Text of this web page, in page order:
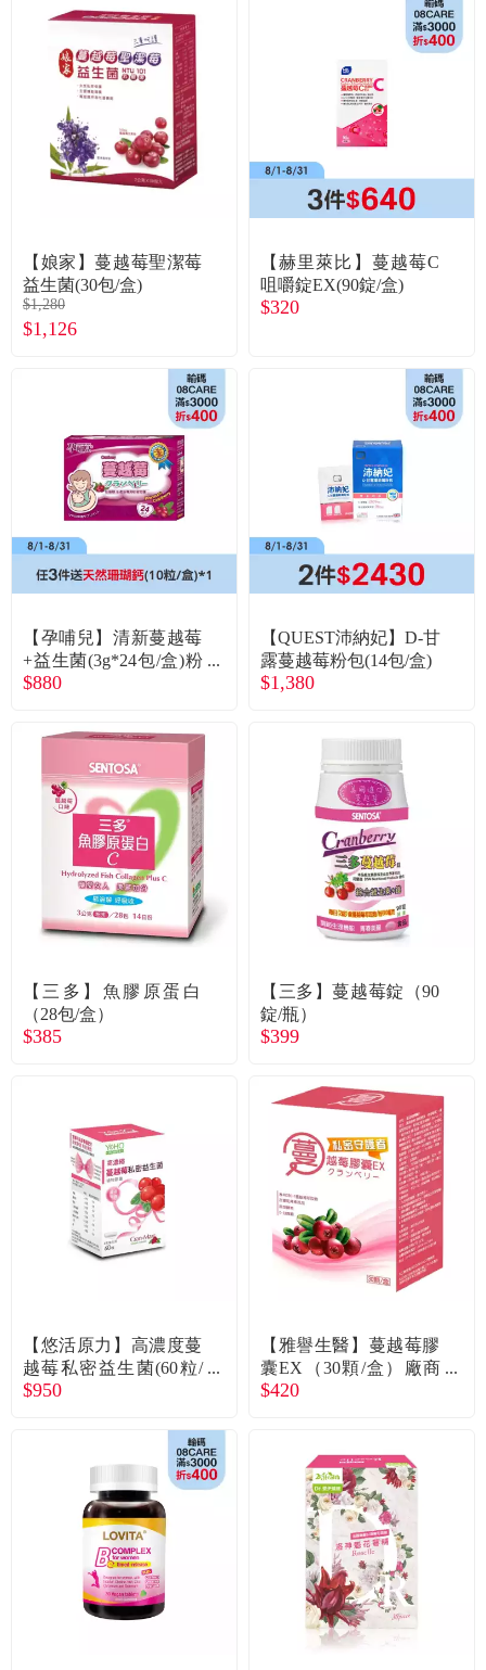
購物流程
會員專區
折價券、紅利說明
【娘家】蔓越莓聖潔莓
益生菌(30包/盒)
$1,280
$1,126
【赫里萊比】蔓越莓C
咀嚼錠EX(90錠/盒)
$320
【孕哺兒】清新蔓越莓
+益生菌(3g*24包/盒)粉
包
$880
【QUEST沛納妃】D-甘
露蔓越莓粉包(14包/盒)
$1,380
【三多】魚膠原蛋白
（28包/盒）
$385
【三多】蔓越莓錠（90
錠/瓶）
$399
【悠活原力】高濃度蔓
越莓私密益生菌(60粒/
瓶)
$950
【雅譽生醫】蔓越莓膠
囊EX（30顆/盒）廠商
直送
$420